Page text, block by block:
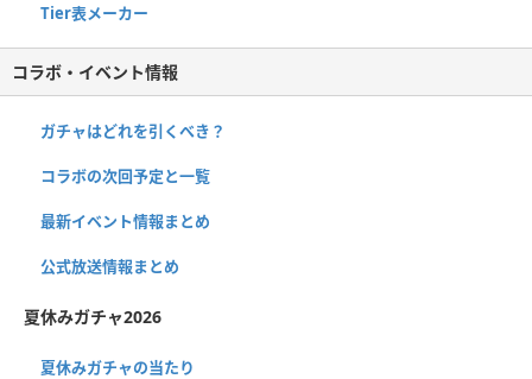
Tier表メーカー
コラボ・イベント情報
ガチャはどれを引くべき？
コラボの次回予定と一覧
最新イベント情報まとめ
公式放送情報まとめ
夏休みガチャ2026
夏休みガチャの当たり